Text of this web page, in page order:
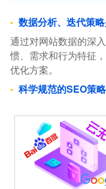
数据分析、迭代策
通过对网站数据的深
惯、需求和行为特征
优化方案。
科学规范的SEO策略